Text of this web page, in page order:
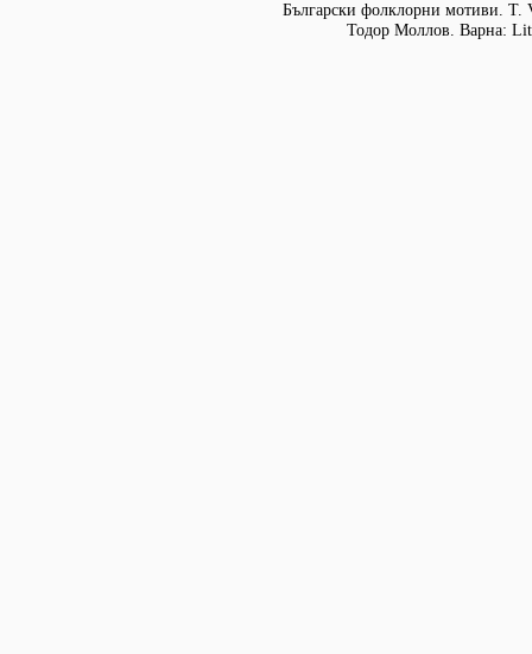
Български фолклорни мотиви. Т.
Тодор Моллов. Варна: